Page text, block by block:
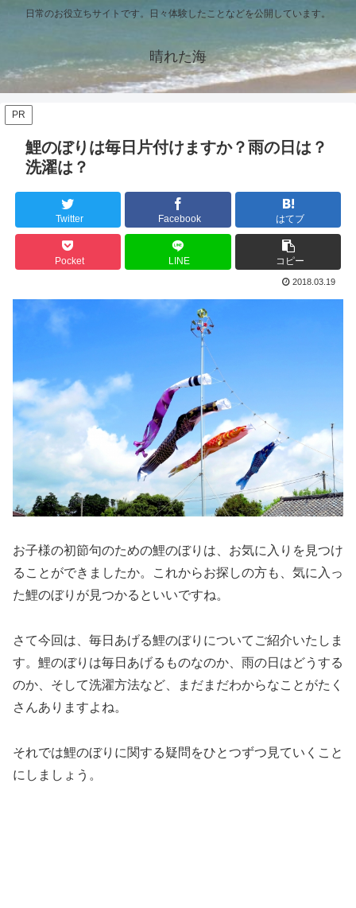
日常のお役立ちサイトです。日々体験したことなどを公開しています。
晴れた海
PR
鯉のぼりは毎日片付けますか？雨の日は？
洗濯は？
Twitter Facebook はてブ
Pocket LINE コピー
2018.03.19
お子様の初節句のための鯉のぼりは、お気に入りを見つけ
ることができましたか。これからお探しの方も、気に入っ
た鯉のぼりが見つかるといいですね。
さて今回は、毎日あげる鯉のぼりについてご紹介いたしま
す。鯉のぼりは毎日あげるものなのか、雨の日はどうする
のか、そして洗濯方法など、まだまだわからなことがたく
さんありますよね。
それでは鯉のぼりに関する疑問をひとつずつ見ていくこと
にしましょう。